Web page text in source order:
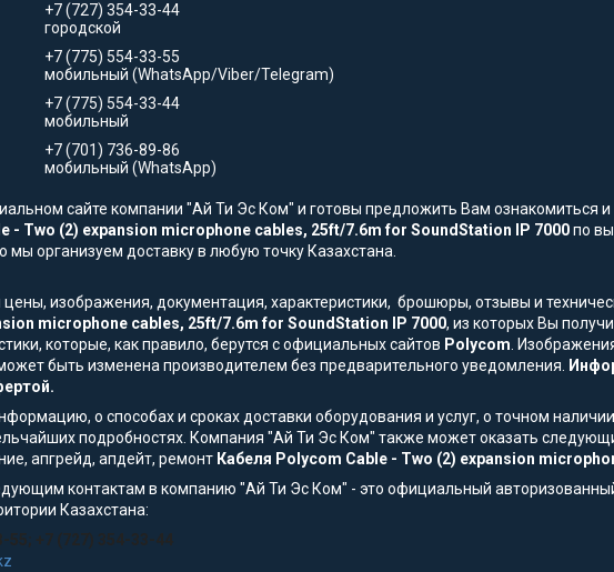
+7 (727) 354-33-44
городской
+7 (775) 554-33-55
мобильный (WhatsApp/Viber/Telegram)
+7 (775) 554-33-44
мобильный
+7 (701) 736-89-86
мобильный (WhatsApp)
сайте компании "Ай Ти Эс Ком" и готовы предложить Вам ознакомиться и
- Two (2) expansion microphone cables, 25ft/7.6m for SoundStation IP 7000по
мы организуем доставку в любую точку Казахстана.
изображения, документация, характеристики, брошюры, отзывы и
microphone cables, 25ft/7.6m for SoundStation IP 7000, из которых Вы
которые, как правило, берутся с официальных сайтов Polycom.
быть изменена производителем без предварительного уведомления.
о способах и сроках доставки оборудования и услуг, о точном
подробностях. Компания "Ай Ти Эс Ком" также может оказать
апгрейд, апдейт, ремонт Кабеля Polycom Cable - Two (2) expansion
контактам в компанию "Ай Ти Эс Ком" - это официальный
Казахстана:
55; +7 (727) 354-33-44